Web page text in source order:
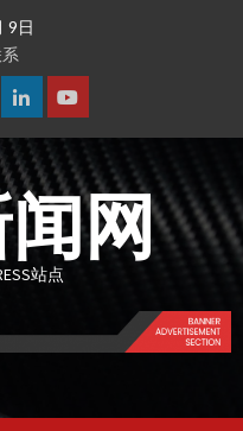
9日
LinkedinYoutube
网
站点